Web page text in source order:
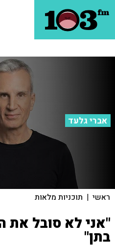
אברי גלעד
ראשי | תוכניות מלאות
"אני לא סובל את
בתן"